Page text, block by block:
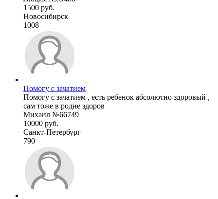
1500 руб.
Новосибирск
1008
Помогу с зачатием
Помогу с зачатием , есть ребенок абсолютно здоровый ,
сам тоже в родне здоров
Михаил №66749
10000 руб.
Санкт-Петербург
790